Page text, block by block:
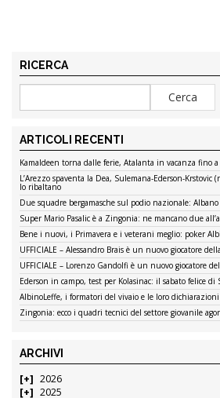
RICERCA
ARTICOLI RECENTI
Kamaldeen torna dalle ferie, Atalanta in vacanza fino
L’Arezzo spaventa la Dea, Sulemana-Ederson-Krstovic
lo ribaltano
Due squadre bergamasche sul podio nazionale: Albano
Super Mario Pasalic è a Zingonia: ne mancano due
Bene i nuovi, i Primavera e i veterani meglio: poker
UFFICIALE – Alessandro Brais è un nuovo giocatore
UFFICIALE – Lorenzo Gandolfi è un nuovo giocatore
Ederson in campo, test per Kolasinac: il sabato felice di
AlbinoLeffe, i formatori del vivaio e le loro dichiarazioni
Zingonia: ecco i quadri tecnici del settore giovanile
ARCHIVI
2026
2025